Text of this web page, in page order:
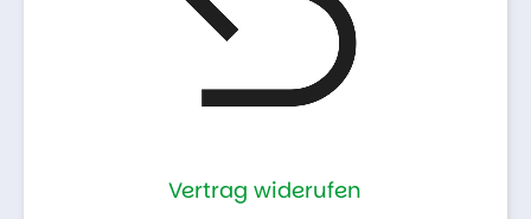
Vertrag widerufen